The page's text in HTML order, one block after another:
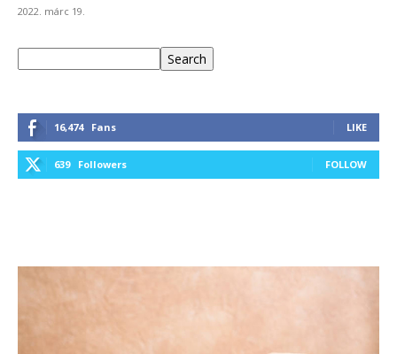
2022. márc 19.
Search
16,474 Fans LIKE
639 Followers FOLLOW